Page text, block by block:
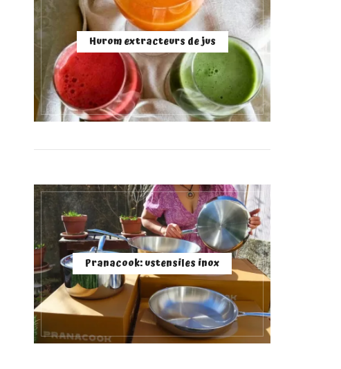
Hurom extracteurs de jus
Pranacook: ustensiles inox